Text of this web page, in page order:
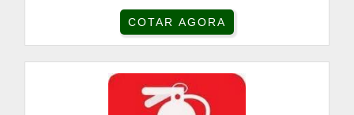
COTAR AGORA